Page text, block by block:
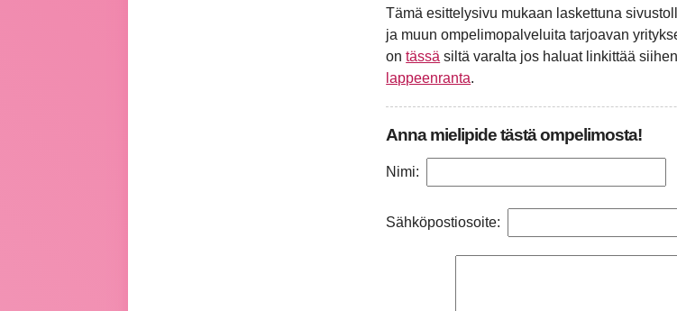
Tämä esittelysivu mukaan laskettuna
ja muun ompelimopalveluita tarjoavan
ontässä siltä varalta jos haluat linkittää
lappeenranta.
Anna mielipide tästä ompelimosta!
Nimi:
Sähköpostiosoite: